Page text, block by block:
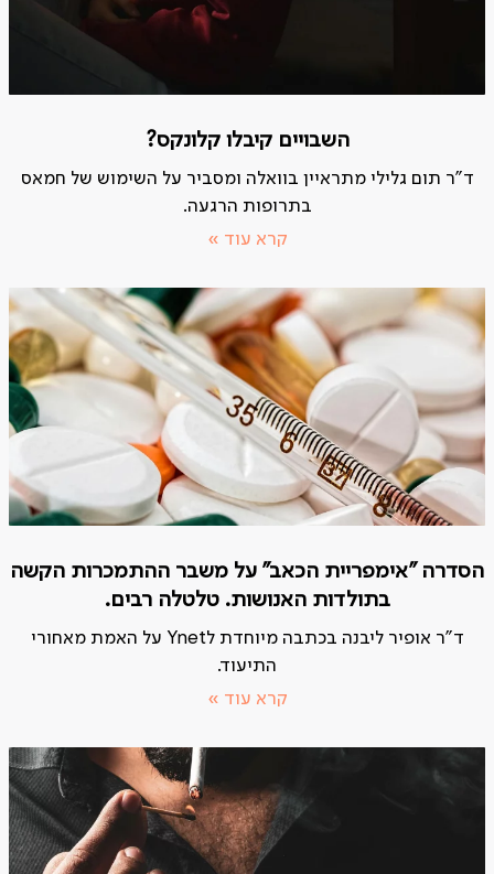
השבויים קיבלו קלונקס?
ד"ר תום גלילי מתראיין בוואלה ומסביר על השימוש של חמאס
בתרופות הרגעה.
קרא עוד »
הסדרה "אימפריית הכאב" על משבר ההתמכרות הקשה
בתולדות האנושות. טלטלה רבים.
ד"ר אופיר ליבנה בכתבה מיוחדת לYnet על האמת מאחורי
התיעוד.
קרא עוד »